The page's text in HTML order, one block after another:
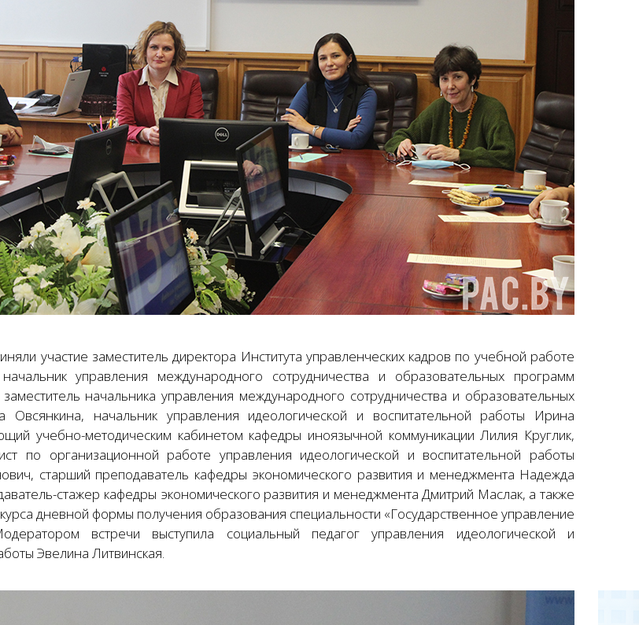
участие заместитель директора Института управленческих кадров по учебной работе
управления международного сотрудничества и образовательных программ
начальника управления международного сотрудничества и образовательных
Овсянкина, начальник управления идеологической и воспитательной работы Ирина
учебно-методическим кабинетом кафедры иноязычной коммуникации Лилия Круглик,
по организационной работе управления идеологической и воспитательной работы
старший преподаватель кафедры экономического развития и менеджмента Надежда
стажер кафедры экономического развития и менеджмента Дмитрий Маслак, а также
дневной формы получения образования специальности «Государственное управление
встречи выступила социальный педагог управления идеологической и
Эвелина Литвинская.